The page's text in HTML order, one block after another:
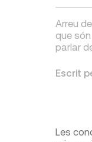
Arreu
que
parlar
Escrit
Les